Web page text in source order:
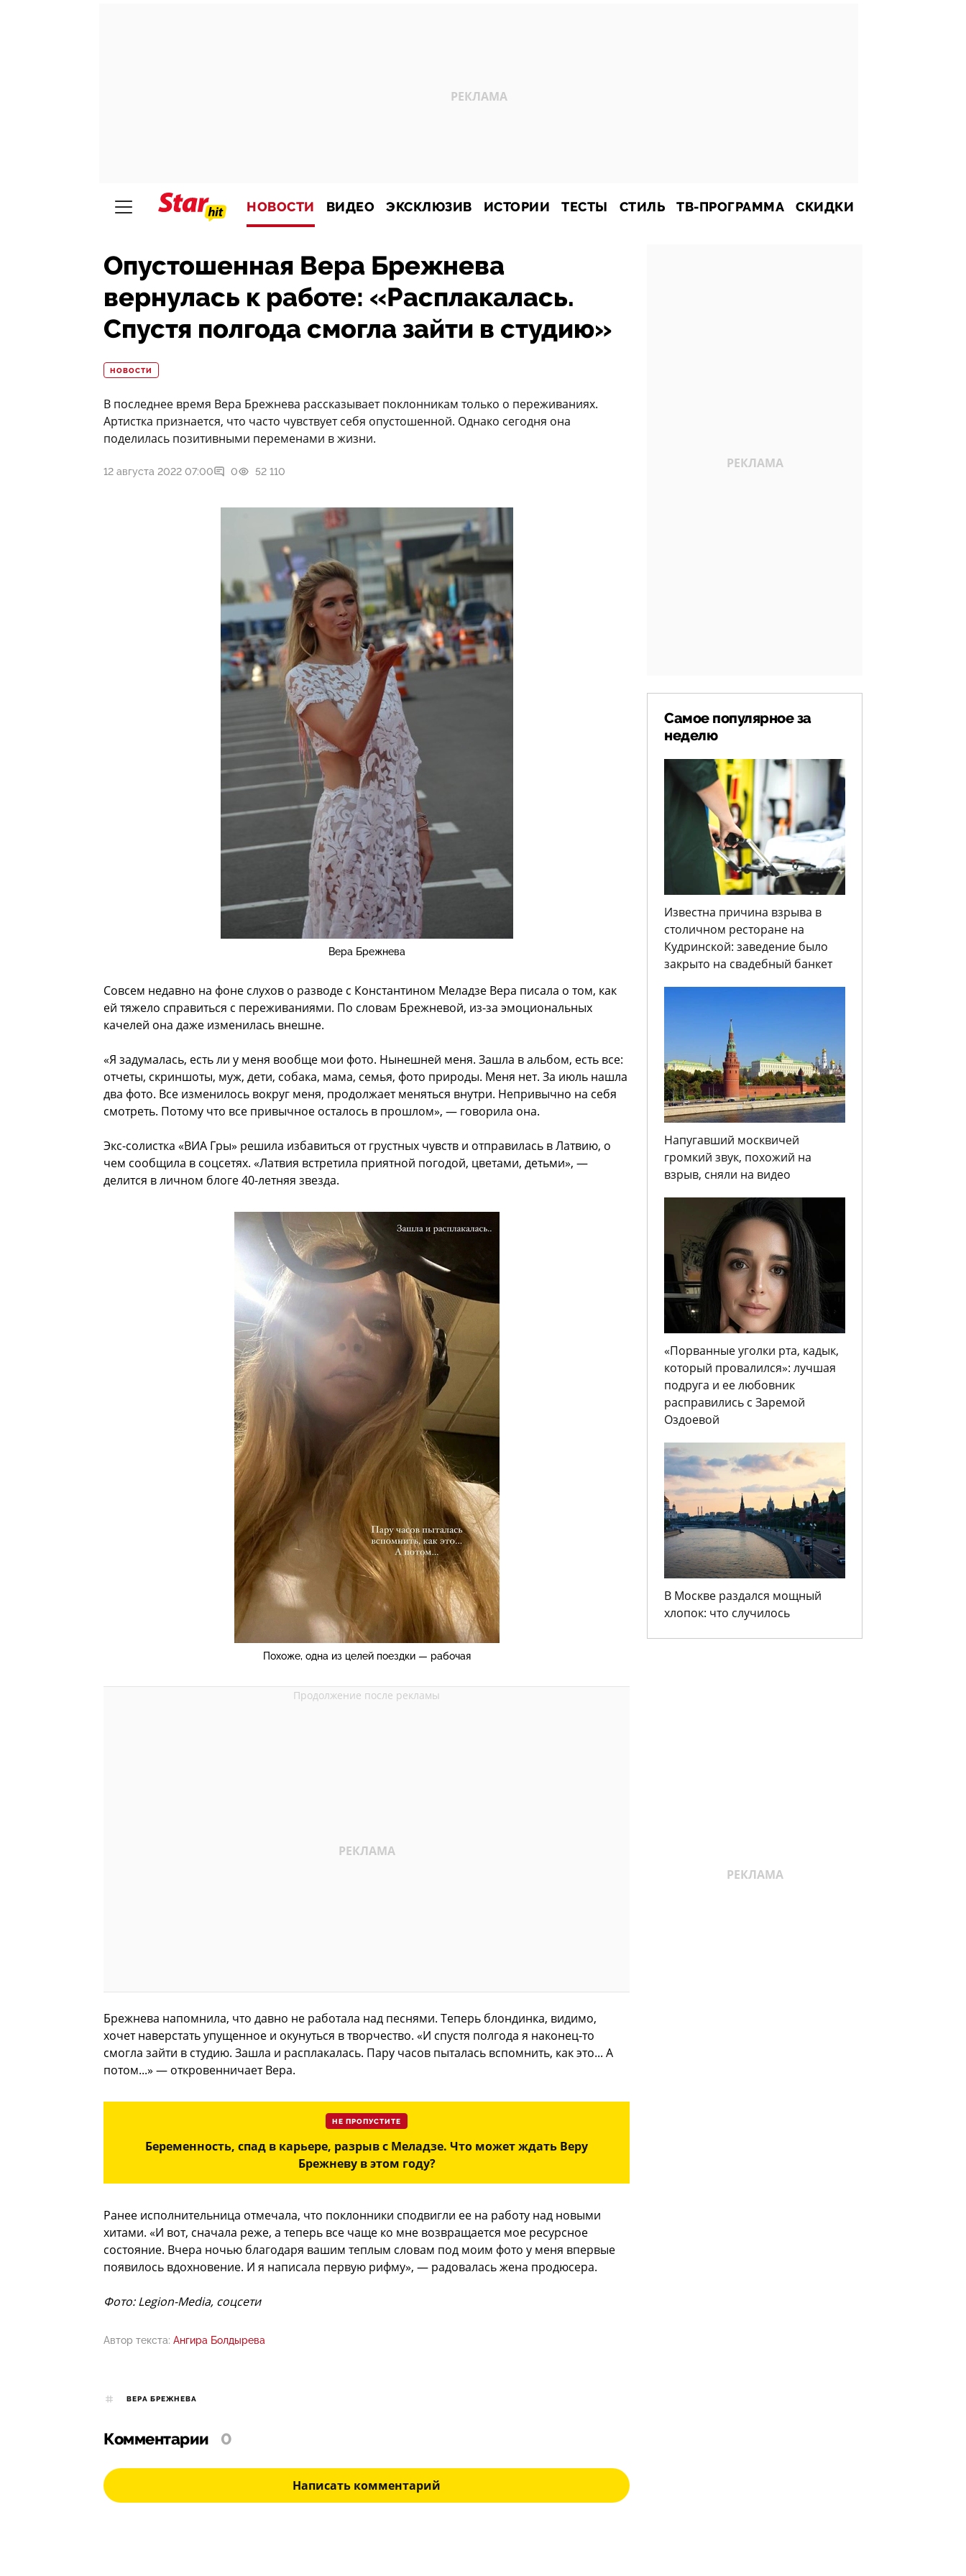
НОВОСТИ ВИДЕО ЭКСКЛЮЗИВ ИСТОРИИ ТЕСТЫ СТИЛЬ ТВ-ПРОГРАММА СКИДКИ
Опустошенная Вера Брежнева
вернулась к работе: «Расплакалась.
Спустя полгода смогла зайти в студию»
НОВОСТИ
В последнее время Вера Брежнева рассказывает поклонникам только о переживаниях.
Артистка признается, что часто чувствует себя опустошенной. Однако сегодня она
поделилась позитивными переменами в жизни.
12 августа 2022 07:00 0 52 110
Вера Брежнева
Совсем недавно на фоне слухов о разводе с Константином Меладзе Вера писала о том, как
ей тяжело справиться с переживаниями. По словам Брежневой, из-за эмоциональных
качелей она даже изменилась внешне.
«Я задумалась, есть ли у меня вообще мои фото. Нынешней меня. Зашла в альбом, есть все:
отчеты, скриншоты, муж, дети, собака, мама, семья, фото природы. Меня нет. За июль нашла
два фото. Все изменилось вокруг меня, продолжает меняться внутри. Непривычно на себя
смотреть. Потому что все привычное осталось в прошлом», — говорила она.
Экс-солистка «ВИА Гры» решила избавиться от грустных чувств и отправилась в Латвию, о
чем сообщила в соцсетях. «Латвия встретила приятной погодой, цветами, детьми», —
делится в личном блоге 40-летняя звезда.
Похоже, одна из целей поездки — рабочая
Брежнева напомнила, что давно не работала над песнями. Теперь блондинка, видимо,
хочет наверстать упущенное и окунуться в творчество. «И спустя полгода я наконец-то
смогла зайти в студию. Зашла и расплакалась. Пару часов пыталась вспомнить, как это... А
потом...» — откровенничает Вера.
НЕ ПРОПУСТИТЕ
Беременность, спад в карьере, разрыв с Меладзе. Что может ждать Веру
Брежневу в этом году?
Ранее исполнительница отмечала, что поклонники сподвигли ее на работу над новыми
хитами. «И вот, сначала реже, а теперь все чаще ко мне возвращается мое ресурсное
состояние. Вчера ночью благодаря вашим теплым словам под моим фото у меня впервые
появилось вдохновение. И я написала первую рифму», — радовалась жена продюсера.
Фото: Legion-Media, соцсети
Автор текста: Ангира Болдырева
ВЕРА БРЕЖНЕВА
Комментарии 0
Написать комментарий
Самое популярное за
неделю
Известна причина взрыва в
столичном ресторане на
Кудринской: заведение было
закрыто на свадебный банкет
Напугавший москвичей
громкий звук, похожий на
взрыв, сняли на видео
«Порванные уголки рта, кадык,
который провалился»: лучшая
подруга и ее любовник
расправились с Заремой
Оздоевой
В Москве раздался мощный
хлопок: что случилось